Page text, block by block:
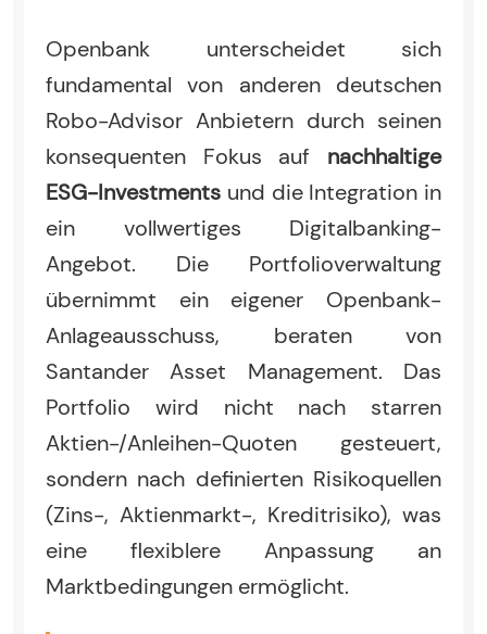
Openbank unterscheidet sich
fundamental von anderen deutschen
Robo-Advisor Anbietern durch seinen
konsequenten Fokus auf nachhaltige
ESG-Investments und die Integration in
ein vollwertiges Digitalbanking-
Angebot. Die Portfolioverwaltung
übernimmt ein eigener Openbank-
Anlageausschuss, beraten von
Santander Asset Management. Das
Portfolio wird nicht nach starren
Aktien-/Anleihen-Quoten gesteuert,
sondern nach definierten Risikoquellen
(Zins-, Aktienmarkt-, Kreditrisiko), was
eine flexiblere Anpassung an
Marktbedingungen ermöglicht.